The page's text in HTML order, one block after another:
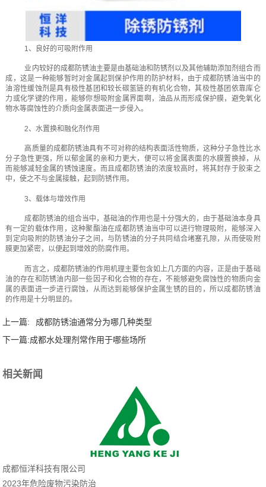
1、良好的可吸附作用
业内较好的成都防锈油主要是由基础油和防锈剂以及其他辅助添加剂组合而
成，这是一种能够暂时对金属起到保护作用的防护材料，由于成都防锈油当中的
油溶性缓蚀剂是具有极性基团和较长碳氢链的有机化合物，其极性基团依靠库仑
力或化学键的作用，能够你想吸附金属界面啊，油品从而形成保护膜，避免氧化
物水等腐蚀性的介质向金属表面进一步侵入。
2、水置换和融化剂作用
高质量的成都防锈油具有不可对称的结构表面活性物质，这种分子急性比水
分子急性更强，所以郁金属的亲和力更大，便可以将金属表面的水膜置换掉，从
而能够减轻金属的锈蚀速度。而且成都防锈油的浓度较高时，将其封存于胶束之
中，使之不与金属接触，起到防锈作用。
3、载体与增效作用
成都防锈油的组合当中，基础油的作用也是十分强大的，由于基础油本身具
有一定的载体作用，这种聚酯油在成都防锈油当中可以进行物理吸附，能够深入
到定向吸附的防锈油分子之间，与防锈油的分子共同结合堵塞孔隙，从而使吸附
膜更加紧密，以便起到增效的防腐作用。
而言之，成都防锈油的作用机理主要包含如上几方面的内容，正是由于基础
油的存在和防锈油内部一些因子和化合物的存在，不能够避免腐蚀性的物质向金
属的表面进一步进行腐蚀，从而达到能够保护金属生锈的目的，所以成都防锈油
的作用是十分明显的。
上一篇:
成都防锈油通常分为哪几种类型
下一篇:成都水处理剂常作用于哪些场所
相关新闻
成都恒洋科技有限公司
2023年危险废物污染防治